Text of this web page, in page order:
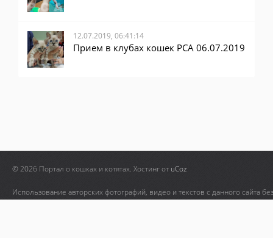
12.07.2019, 06:41:14
Прием в клубах кошек PCA 06.07.2019
© 2026 Портал о кошках и котятах. Хостинг от uCoz
Использование авторских фотографий, видео и текстов с данного сайта